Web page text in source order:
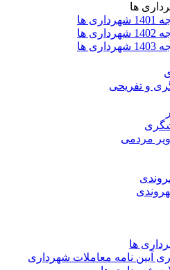
ها
ها
ها
ها
و تفریحی
مردمی
ها
آیین نامه معاملات شهرداری